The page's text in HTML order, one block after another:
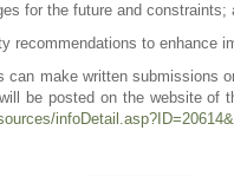
for the future and constraints;
recommendations to enhance
can make written submissions
be posted on the website of